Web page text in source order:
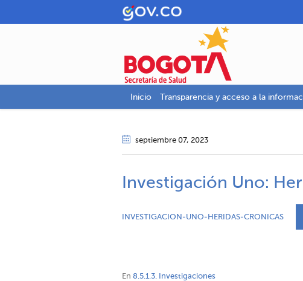
Inicio Transparencia y acceso a la
septiembre 07, 2023
Investigación Uno:
INVESTIGACION-UNO-HERIDAS-CRONICAS
En 8.5.1.3. Investigaciones